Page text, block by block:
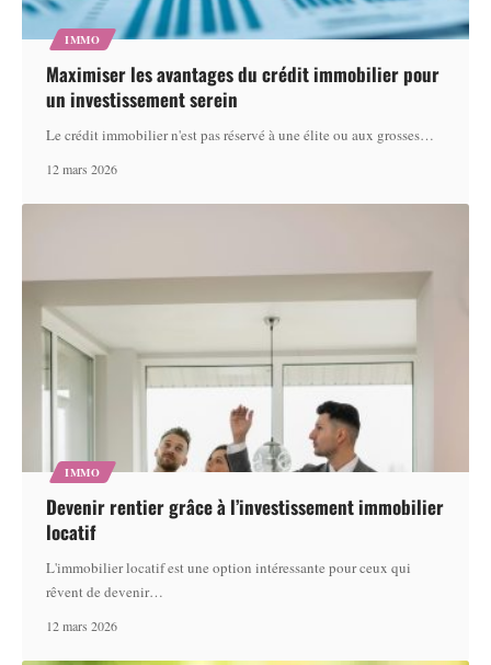
IMMO
Maximiser les avantages du crédit immobilier pour
un investissement serein
Le crédit immobilier n'est pas réservé à une élite ou aux grosses…
12 mars 2026
IMMO
Devenir rentier grâce à l’investissement immobilier
locatif
L'immobilier locatif est une option intéressante pour ceux qui
rêvent de devenir…
12 mars 2026